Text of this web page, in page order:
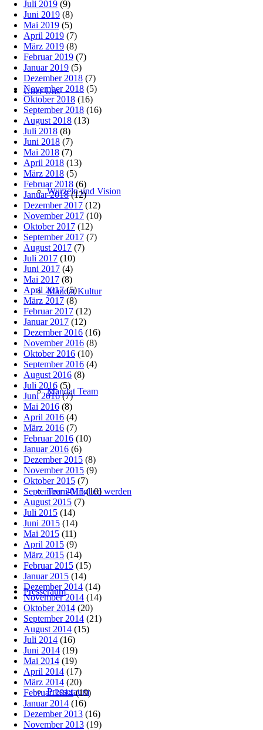
Über Uns
Wurzeln und Vision
Mandat Kultur
Mandat Team
Team-Mitglied werden
Presseraum
Presseraum
Juli 2019 (9)
Juni 2019 (8)
Mai 2019 (5)
April 2019 (7)
März 2019 (8)
Februar 2019 (7)
Januar 2019 (5)
Dezember 2018 (7)
November 2018 (5)
Oktober 2018 (16)
September 2018 (16)
August 2018 (13)
Juli 2018 (8)
Juni 2018 (7)
Mai 2018 (7)
April 2018 (13)
März 2018 (5)
Februar 2018 (6)
Januar 2018(12)
Dezember 2017 (12)
November 2017 (10)
Oktober 2017 (12)
September 2017 (7)
August 2017 (7)
Juli 2017 (10)
Juni 2017 (4)
Mai 2017 (8)
April 2017(5)
März 2017 (8)
Februar 2017 (12)
Januar 2017 (12)
Dezember 2016 (16)
November 2016 (8)
Oktober 2016 (10)
September 2016 (4)
August 2016 (8)
Juli 2016 (5)
Juni 2016(7)
Mai 2016 (8)
April 2016 (4)
März 2016 (7)
Februar 2016 (10)
Januar 2016 (6)
Dezember 2015 (8)
November 2015 (9)
Oktober 2015 (7)
September 2015(10)
August 2015 (7)
Juli 2015 (14)
Juni 2015 (14)
Mai 2015 (11)
April 2015 (9)
März 2015 (14)
Februar 2015 (15)
Januar 2015 (14)
Dezember 2014 (14)
November 2014 (14)
Oktober 2014 (20)
September 2014 (21)
August 2014 (15)
Juli 2014 (16)
Juni 2014 (19)
Mai 2014 (19)
April 2014 (17)
März 2014 (20)
Februar 2014(19)
Januar 2014 (16)
Dezember 2013 (16)
November 2013 (19)